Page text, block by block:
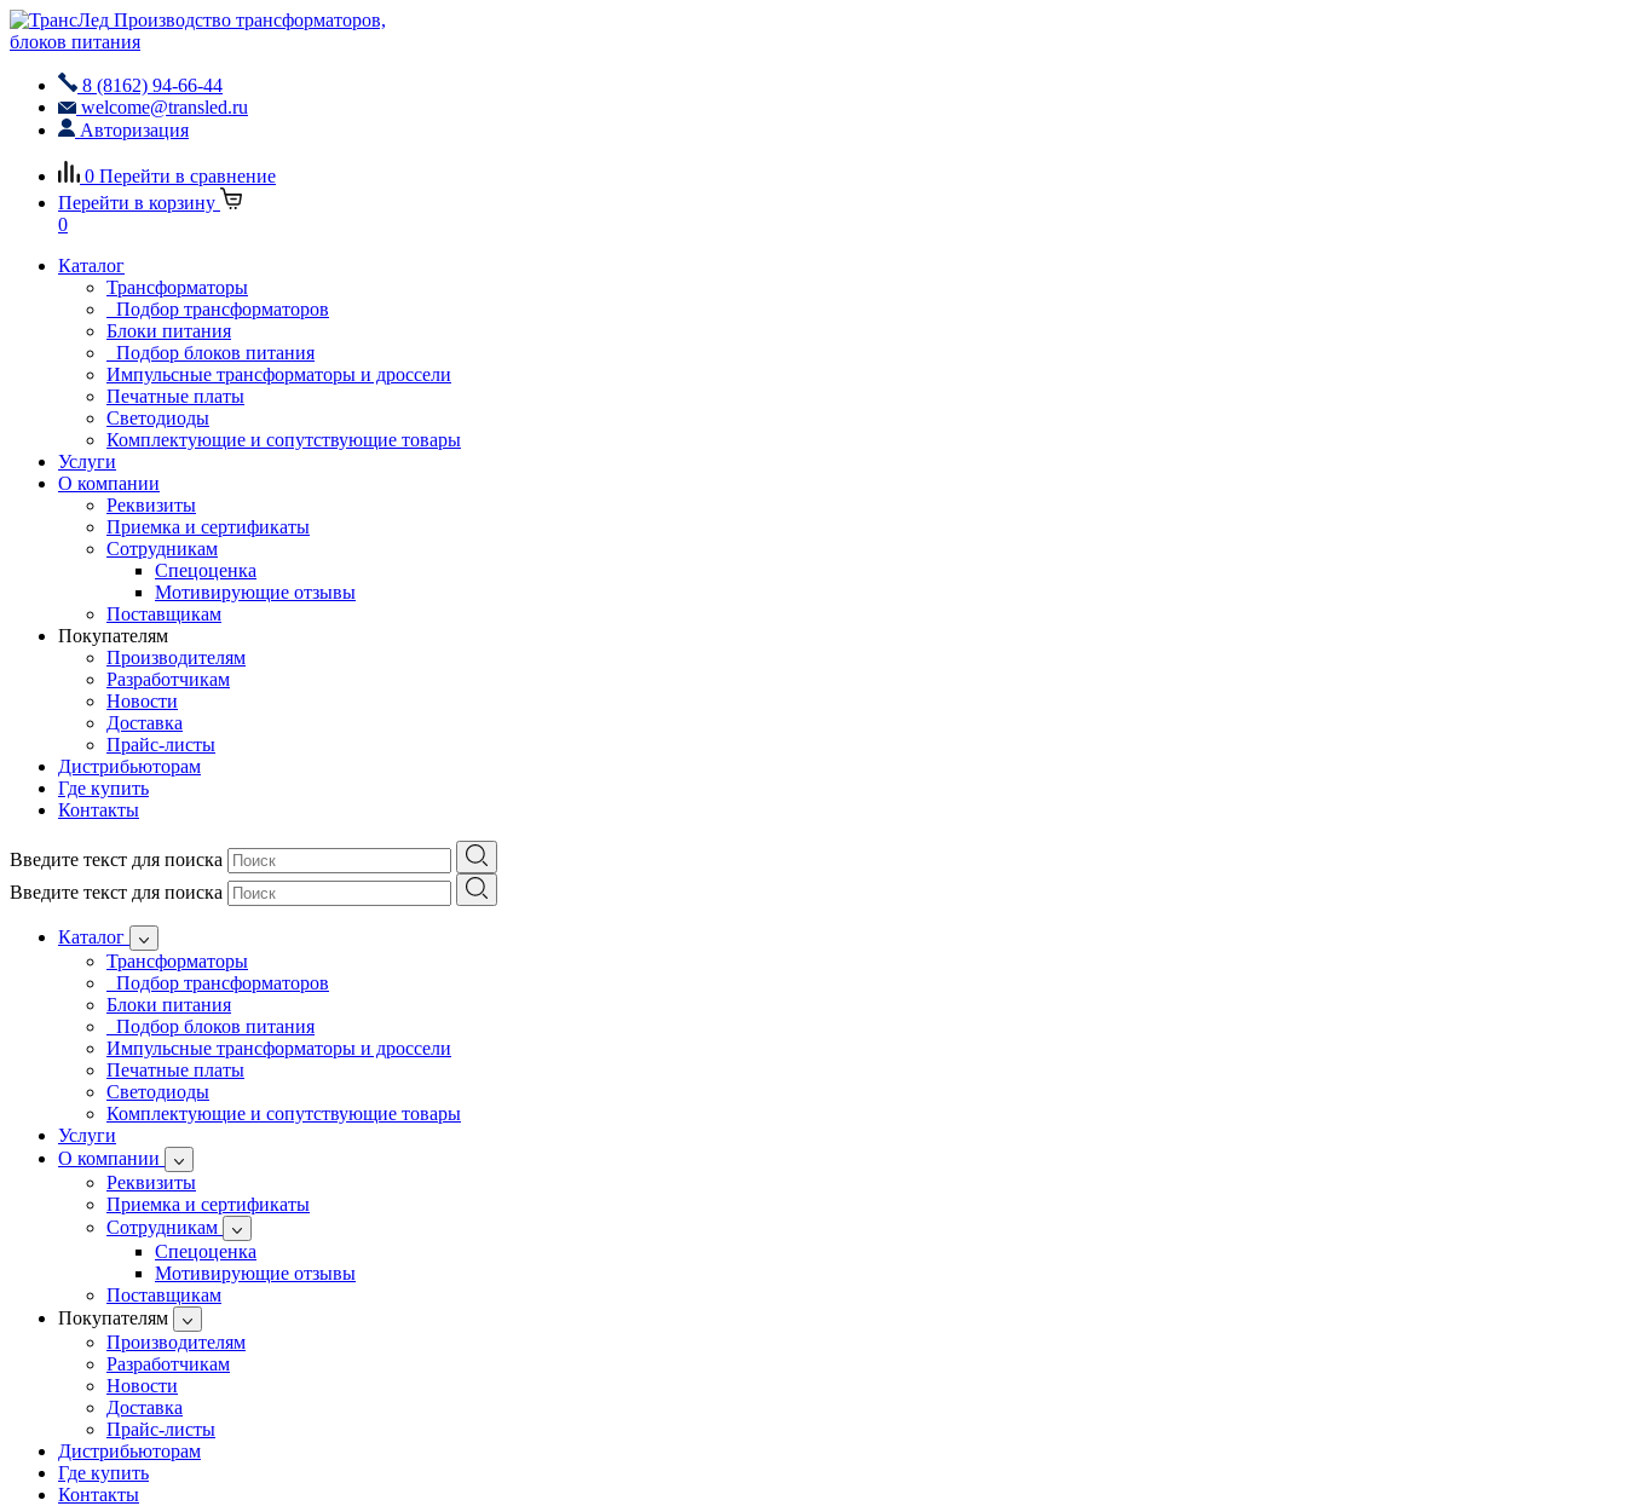
Производство трансформаторов,
блоков питания
8 (8162) 94-66-44
welcome@transled.ru
Авторизация
0 Перейти в сравнение
Перейти в корзину
0
Каталог
Трансформаторы
Подбор трансформаторов
Блоки питания
Подбор блоков питания
Импульсные трансформаторы и дроссели
Печатные платы
Светодиоды
Комплектующие и сопутствующие товары
Услуги
О компании
Реквизиты
Приемка и сертификаты
Сотрудникам
Спецоценка
Мотивирующие отзывы
Поставщикам
Покупателям
Производителям
Разработчикам
Новости
Доставка
Прайс-листы
Дистрибьюторам
Где купить
Контакты
Введите текст для поиска
Введите текст для поиска
Каталог
Трансформаторы
Подбор трансформаторов
Блоки питания
Подбор блоков питания
Импульсные трансформаторы и дроссели
Печатные платы
Светодиоды
Комплектующие и сопутствующие товары
Услуги
О компании
Реквизиты
Приемка и сертификаты
Сотрудникам
Спецоценка
Мотивирующие отзывы
Поставщикам
Покупателям
Производителям
Разработчикам
Новости
Доставка
Прайс-листы
Дистрибьюторам
Где купить
Контакты